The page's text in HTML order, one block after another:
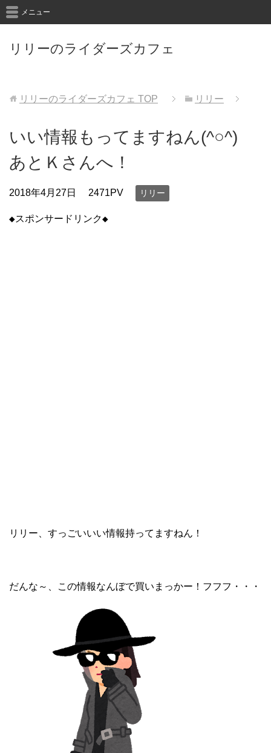
リリーのライダーズカフェ
メニュー
リリーのライダーズカフェ TOP リリー
いい情報もってますねん(^○^)
あとＫさんへ！
2018年4月27日 2471PV リリー
◆スポンサードリンク◆
リリー、すっごいいい情報持ってますねん！
だんな～、この情報なんぼで買いまっかー！フフフ・・・